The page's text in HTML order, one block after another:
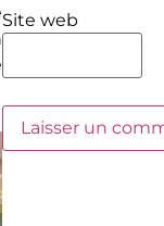
Site web